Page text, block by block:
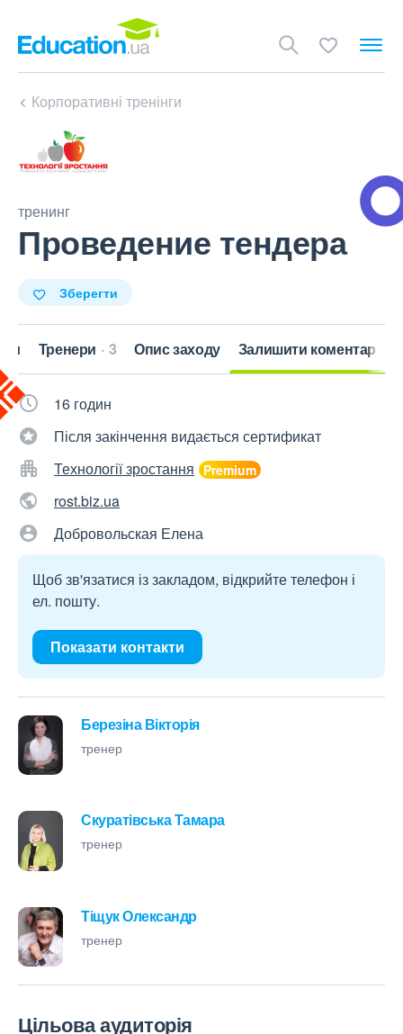
Корпоративні тренінги
тренинг
Проведение тендера
Зберегти
Тренери 3 Опис заходу Залишити коментар
16 годин
Після закінчення видається сертификат
Технології зростання
rost.biz.ua
Добровольская Елена
Щоб зв'язатися із закладом, відкрийте телефон і
ел. пошту.
Показати контакти
Березіна Вікторія
тренер
Скуратівська Тамара
тренер
Тіщук Олександр
тренер
Цільова аудиторія